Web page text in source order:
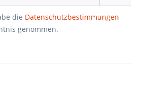
die Datenschutzbestimmungen
genommen.